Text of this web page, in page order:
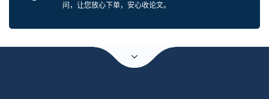
问，让您放心下单，安心收论文。